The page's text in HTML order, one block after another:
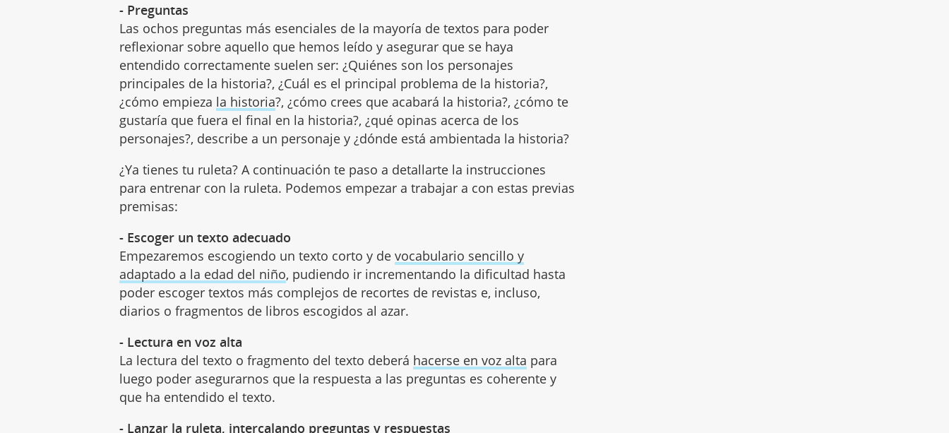
- Preguntas
Las ochos preguntas más esenciales de la mayoría de textos para poder
reflexionar sobre aquello que hemos leído y asegurar que se haya
entendido correctamente suelen ser: ¿Quiénes son los personajes
principales de la historia?, ¿Cuál es el principal problema de la historia?,
¿cómo empieza la historia?, ¿cómo crees que acabará la historia?, ¿cómo te
gustaría que fuera el final en la historia?, ¿qué opinas acerca de los
personajes?, describe a un personaje y ¿dónde está ambientada la historia?
¿Ya tienes tu ruleta? A continuación te paso a detallarte la instrucciones
para entrenar con la ruleta. Podemos empezar a trabajar a con estas previas
premisas:
- Escoger un texto adecuado
Empezaremos escogiendo un texto corto y devocabulario sencillo y
adaptado a la edad del niño, pudiendo ir incrementando la dificultad hasta
poder escoger textos más complejos de recortes de revistas e, incluso,
diarios o fragmentos de libros escogidos al azar.
- Lectura en voz alta
La lectura del texto o fragmento del texto deberá hacerse en voz alta para
luego poder asegurarnos que la respuesta a las preguntas es coherente y
que ha entendido el texto.
- Lanzar la ruleta, intercalando preguntas y respuestas